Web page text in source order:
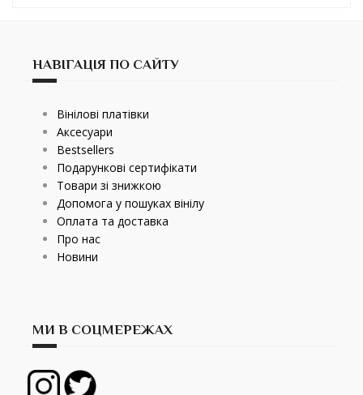
НАВІГАЦІЯ ПО САЙТУ
Вінілові платівки
Аксесуари
Bestsellers
Подарункові сертифікати
Товари зі знижкою
Допомога у пошуках вінілу
Оплата та доставка
Про нас
Новини
МИ В СОЦМЕРЕЖАХ